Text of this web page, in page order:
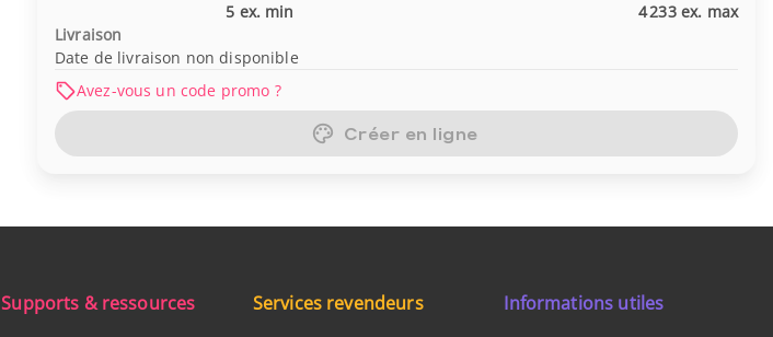
5 ex. min
4 233 ex. max
Livraison
Date de livraison non disponible
Avez-vous un code promo ?
Créer en ligne
Supports & ressources Services revendeurs Informations utiles